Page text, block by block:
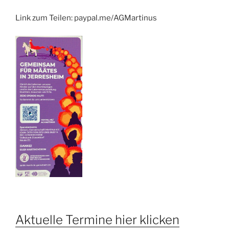
Link zum Teilen: paypal.me/AGMartinus
Aktuelle Termine hier klicken